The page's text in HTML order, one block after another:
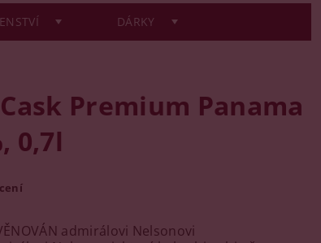
DÁRKY
Premium Panama
0,7l
admirálovi Nelsonovi